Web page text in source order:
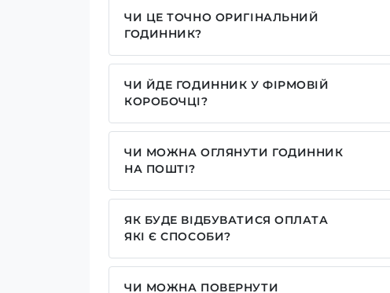
ЧИ ЦЕ ТОЧНО ОРИГІНАЛЬНИЙ
ГОДИННИК?
Так, усі годинники у нас лише оригінальні,
ЧИ ЙДЕ ГОДИННИК У ФІРМОВІЙ
КОРОБОЧЦІ?
Для годинників бренду Casio, Pagani Design,
брендовим надписом. Для бренду AWARDER
камуфляжну(в залежності класична модель
моделі годинника. Особливо якщо
наші подарункові коробочки.
ЧИ МОЖНА ОГЛЯНУТИ ГОДИННИК
НА ПОШТІ?
Так у нас дозволений огляд годинників на
ЯК БУДЕ ВІДБУВАТИСЯ ОПЛАТА
ЯКІ Є СПОСОБИ?
У нас досить широкий вибір способів
реквізитами IBAN, оплата частинами від
ЧИ МОЖНА ПОВЕРНУТИ